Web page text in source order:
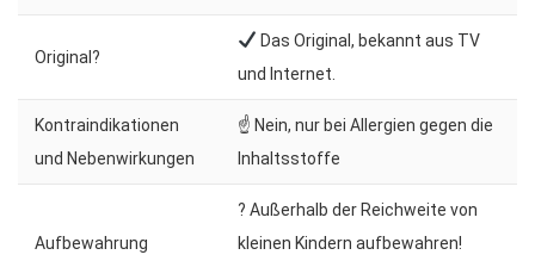
Original?
Das Original, bekannt aus TV
und Internet.
Kontraindikationen
und Nebenwirkungen
☝ Nein, nur bei Allergien gegen die
Inhaltsstoffe
Aufbewahrung
? Außerhalb der Reichweite von
kleinen Kindern aufbewahren!